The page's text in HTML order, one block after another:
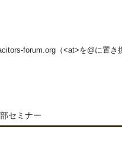
forum.org（<at>を@に置き
セミナー